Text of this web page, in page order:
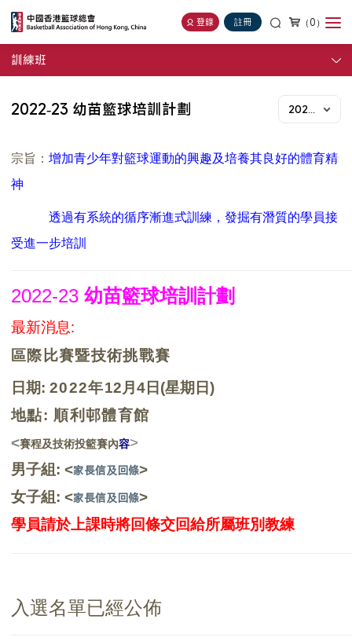
登錄 註冊 （0）
訓練班
2022-23 幼苗籃球培訓計劃 2022-23年度
宗旨：增加青少年對籃球運動的興趣及培養其良好的體育精
神
透過有系統的循序漸進式訓練，發掘有潛質的學員接
受進一步培訓
2022-23幼苗籃球培訓計劃
最新消息:
區際比賽暨技術挑戰賽
日期:2022年12月 4日 (星期日)
地點: 順利邨體育館
<賽程及技術投籃賽內容>
男子組: <家長信及回條>
女子組: <家長信及回條>
學員請於上課時將回條交回給所屬班別教練
入選名單已經公佈